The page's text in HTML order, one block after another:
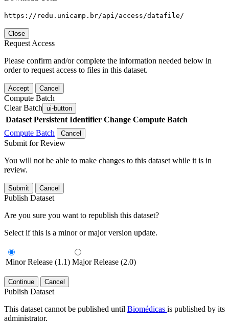
https://redu.unicamp.br/api/access/datafile/
Close
Request Access
Please confirm and/or complete the information needed below in
order to request access to files in this dataset.
Accept Cancel
Compute Batch
Clear Batch ui-button
Dataset Persistent Identifier Change Compute Batch
Compute Batch
Cancel
Submit for Review
You will not be able to make changes to this dataset while it is in
review.
Submit Cancel
Publish Dataset
Are you sure you want to republish this dataset?
Select if this is a minor or major version update.
Minor Release (1.1) Major Release (2.0)
Continue Cancel
Publish Dataset
This dataset cannot be published until Biomédicas is published by its
administrator.